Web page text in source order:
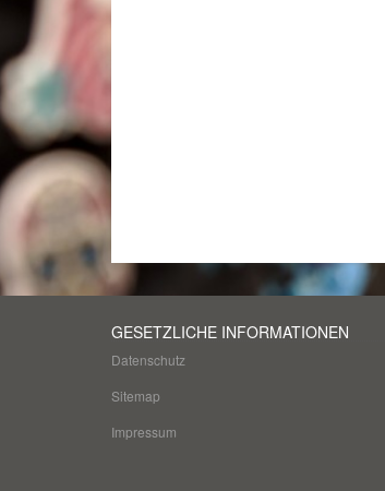
GESETZLICHE INFORMATIONEN
Datenschutz
Sitemap
Impressum